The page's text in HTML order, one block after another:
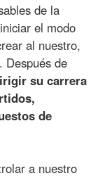
de la
el modo
al nuestro,
Después de
su carrera
de
a nuestro